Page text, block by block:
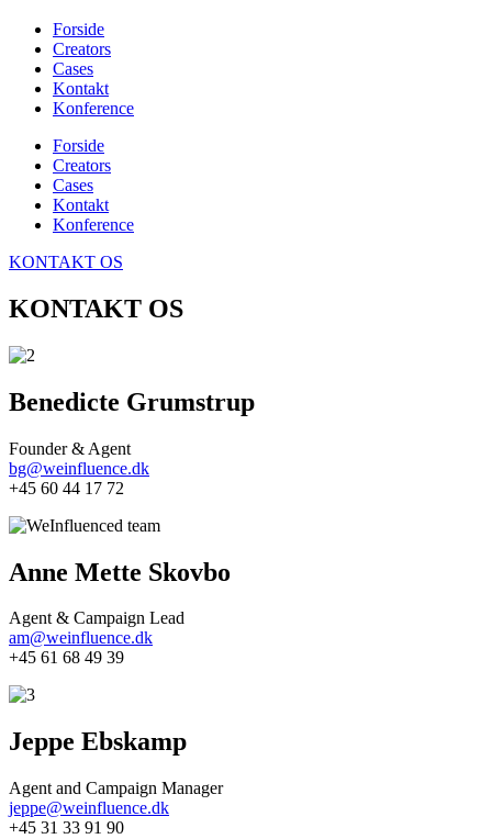
Forside
Creators
Cases
Kontakt
Konference
Forside
Creators
Cases
Kontakt
Konference
KONTAKT OS
KONTAKT OS
Benedicte Grumstrup
Founder & Agent
bg@weinfluence.dk
+45 60 44 17 72
Anne Mette Skovbo
Agent & Campaign Lead
am@weinfluence.dk
+45 61 68 49 39
Jeppe Ebskamp
Agent and Campaign Manager
jeppe@weinfluence.dk
+45 31 33 91 90